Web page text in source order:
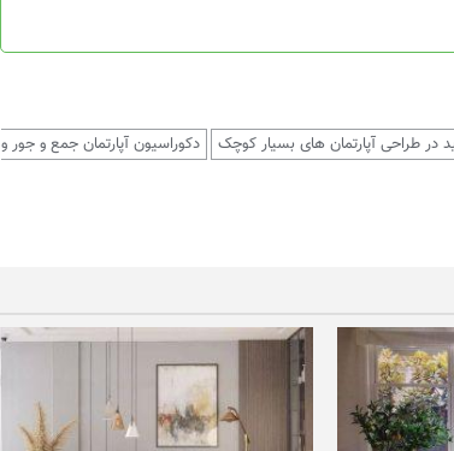
در طراحی آپارتمان های بسیار کوچک
دکوراسیون آپارتمان جمع و جور و